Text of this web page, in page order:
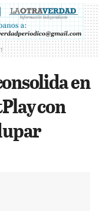
en
con